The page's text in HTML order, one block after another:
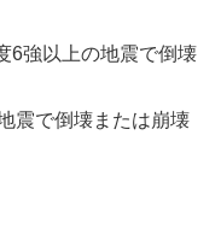
6強以上の地震で倒壊
震で倒壊または崩壊